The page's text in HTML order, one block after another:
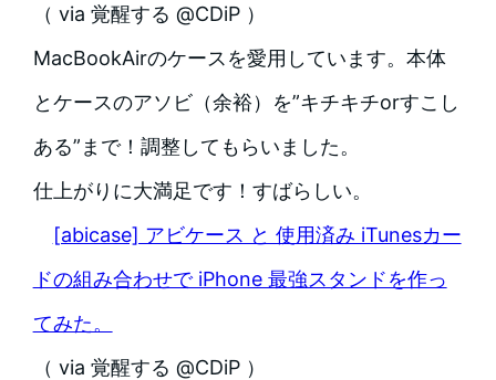
（ via 覚醒する @CDiP ）
MacBookAirのケースを愛用しています。本体
とケースのアソビ（余裕）を”キチキチorすこし
ある”まで！調整してもらいました。
仕上がりに大満足です！すばらしい。
[abicase] アビケース と 使用済み iTunesカー
ドの組み合わせで iPhone 最強スタンドを作っ
てみた。
（ via 覚醒する @CDiP ）